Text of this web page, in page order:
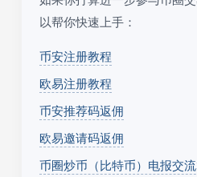
以帮你快速上手：
币安注册教程
欧易注册教程
币安推荐码返佣
欧易邀请码返佣
币圈炒币（比特币）电报交